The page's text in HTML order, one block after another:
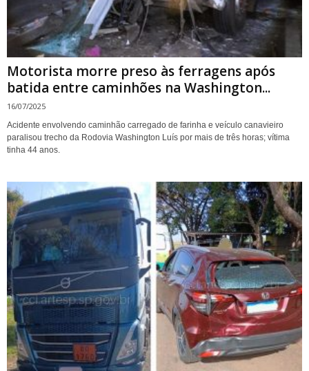
Motorista morre preso às ferragens após
batida entre caminhões na Washington...
16/07/2025
Acidente envolvendo caminhão carregado de farinha e veículo canavieiro
paralisou trecho da Rodovia Washington Luís por mais de três horas; vítima
tinha 44 anos.